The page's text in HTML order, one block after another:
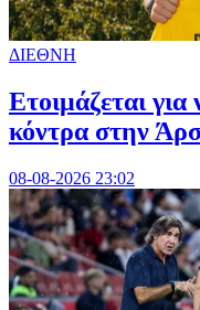
ΔΙΕΘΝΗ
Ετοιμάζεται
κόντρα στην
08-08-2026 23:02